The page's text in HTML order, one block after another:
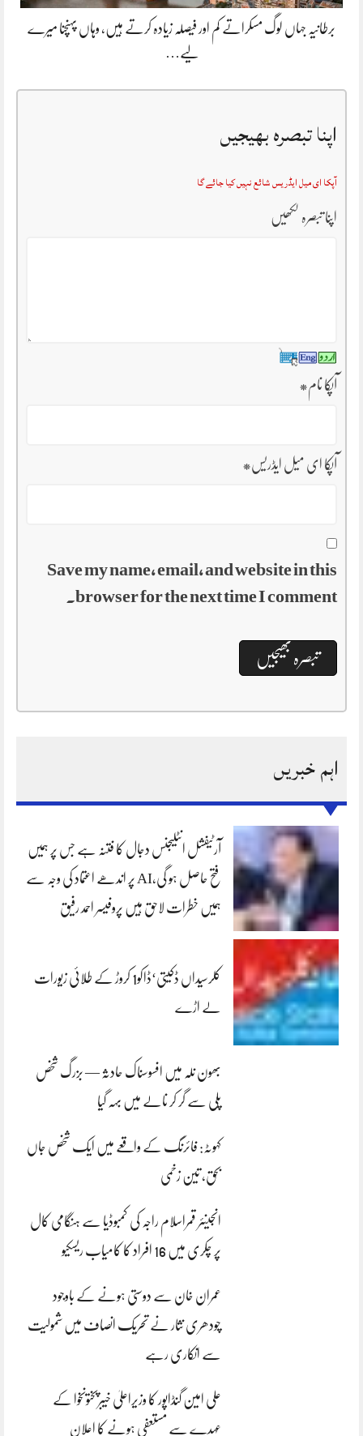
برطانیہ جہاں لوگ مسکراتے کم اور فیصلہ زیادہ کرتے ہیں، وہاں پہنچنا میرے
لیے…
اپنا تبصرہ بھیجیں
آپکا ای میل ایڈریس شائع نہیں کیا جائے گا
اپنا تبصرہ لکھیں
آپکا نام*
آپکا ای میل ایڈریس*
Save my name, email, and website in this
browser for the next time I comment.
اہم خبریں
آرٹیفشل انٹلیجنس دجال کا فتنہ ہے جس پر ہمیں
فتح حاصل ہو گی،AI پر اندھے اعتماد کی وجہ سے
ہمیں خطرات لاحق ہیں پروفیسر احمد رفیق
کلرسیداں ڈکیتی‘ڈاکو1 کروڑ کے طلائی زیورات
لے اڑے
بھون نلہ میں افسوسناک حادثہ — بزرگ شخص
پلی سے گر کر نالے میں بہہ گیا
کہوٹہ: فائرنگ کے واقعے میں ایک شخص جاں
بحق، تین زخمی
انجینئر قمراسلام راجہ کی کمبوڈیا سے ہنگامی کال
پر چکری میں 16 افراد کا کامیاب ریسکیو
عمران خان سے دوستی ہونے کے باوجود
چودھری نثار نے تحریک انصاف میں شمولیت
سے انکاری رہے
علی امین گنڈاپور کا وزیراعلیٰ خیبرپختونخوا کے
عہدے سے مستعفی ہونے کا اعلان